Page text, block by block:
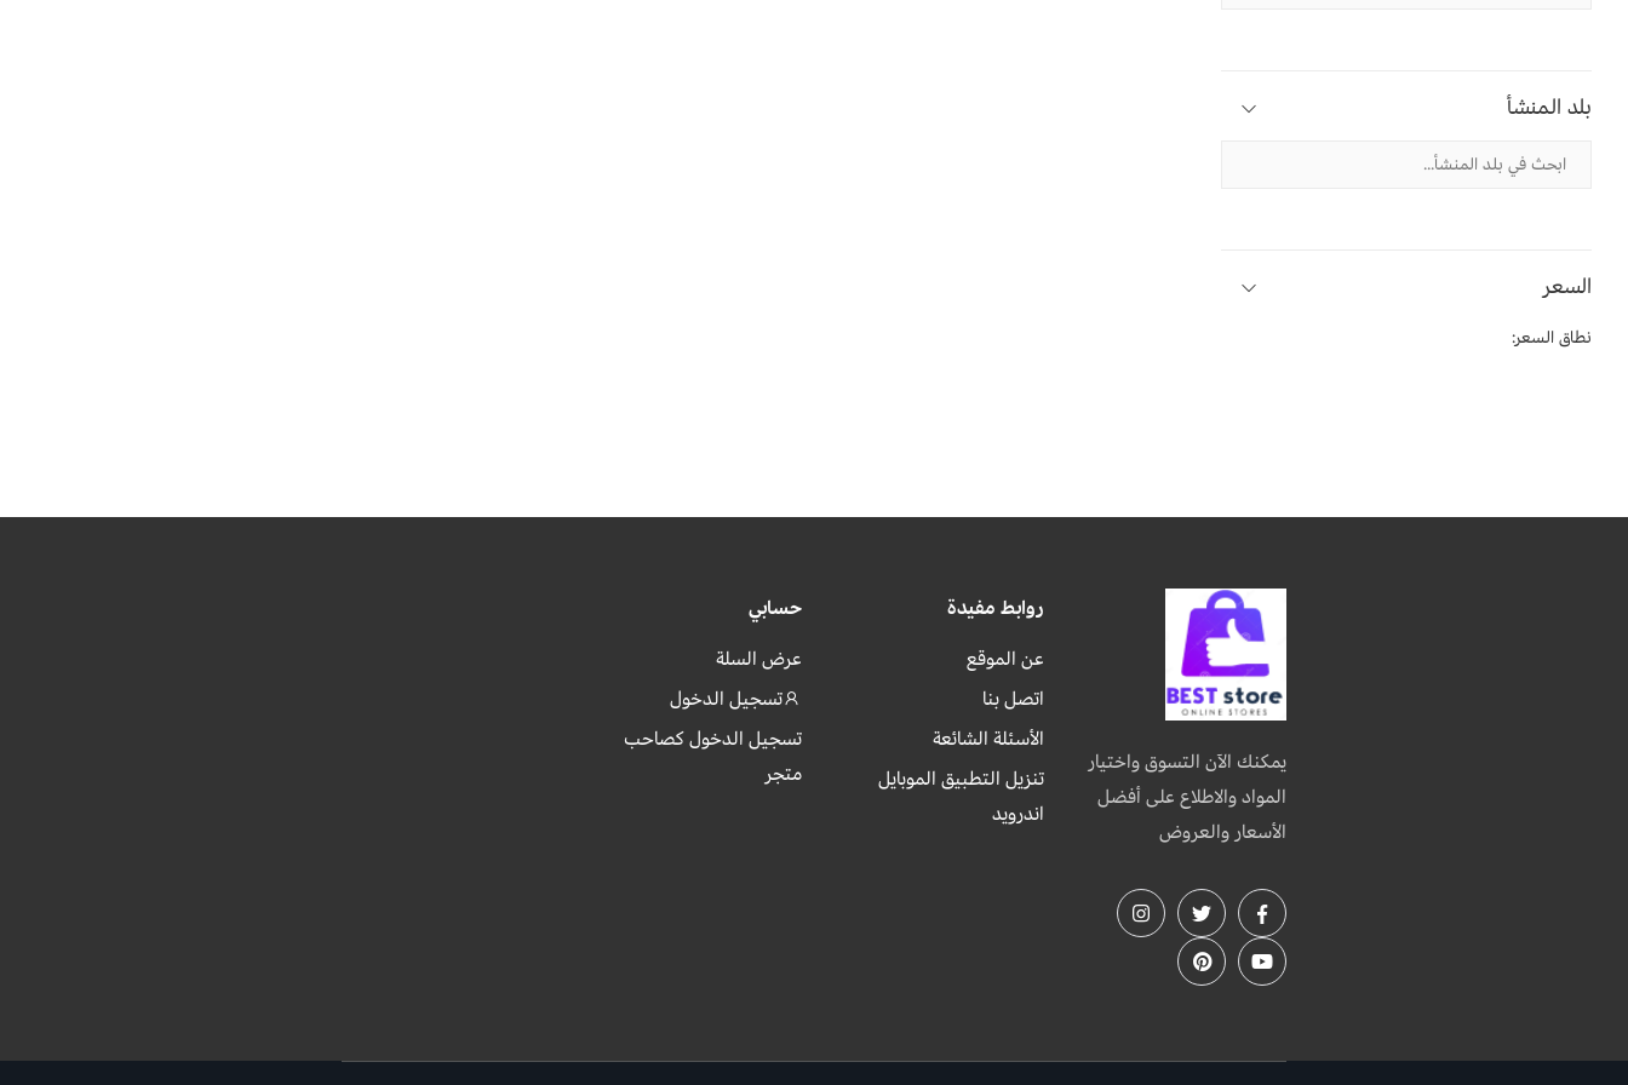
بلد المنشأ
السعر
نطاق السعر:
يمكنك الآن التسوق واختيار
المواد والاطلاع على أفضل
الأسعار والعروض
روابط مفيدة
عن الموقع
اتصل بنا
الأسئلة الشائعة
تنزيل التطبيق الموبايل
اندرويد
حسابي
عرض السلة
تسجيل الدخول
تسجيل الدخول كصاحب
متجر